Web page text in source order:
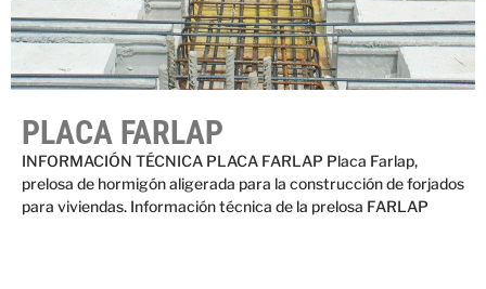
PLACA FARLAP
INFORMACIÓN TÉCNICA PLACA FARLAP Placa Farlap,
prelosa de hormigón aligerada para la construcción de forjados
para viviendas. Información técnica de la prelosa FARLAP